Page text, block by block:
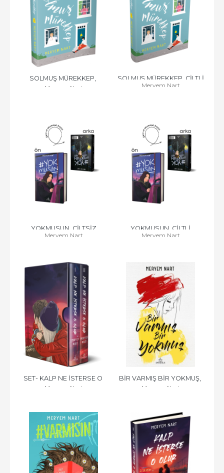
SOLMUŞ MÜREKKEP,
Meryem Nart
SOLMUŞ MÜREKKEP, CİLTLİ
Meryem Nart
YOKMUSUN, CİLTSİZ
Meryem Nart
YOKMUSUN, CİLTLİ
Meryem Nart
SET- KALP NE İSTERSE O
Meryem Nart
BİR VARMIŞ BİR YOKMUŞ,
Meryem Nart